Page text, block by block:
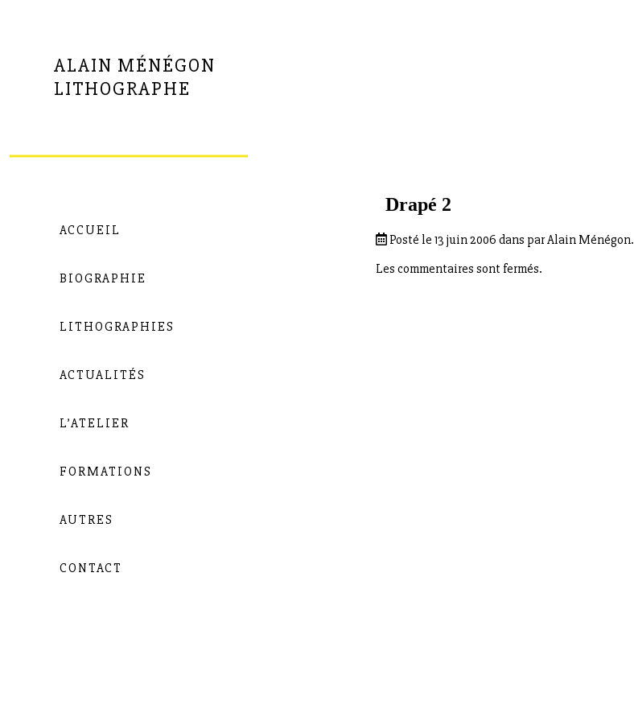
ALAIN MÉNÉGON
LITHOGRAPHE
ACCUEIL
BIOGRAPHIE
LITHOGRAPHIES
ACTUALITÉS
L’ATELIER
FORMATIONS
AUTRES
CONTACT
Drapé 2
Posté le 13 juin 2006 dans par Alain Ménégon.
Les commentaires sont fermés.